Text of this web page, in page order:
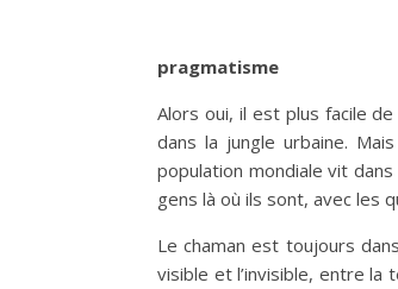
pragmatisme
Alors oui, il est plus facile
dans la jungle urbaine.
population mondiale vit
gens là où ils sont, avec les
Le chaman est toujours
visible et l’invisible, entre la